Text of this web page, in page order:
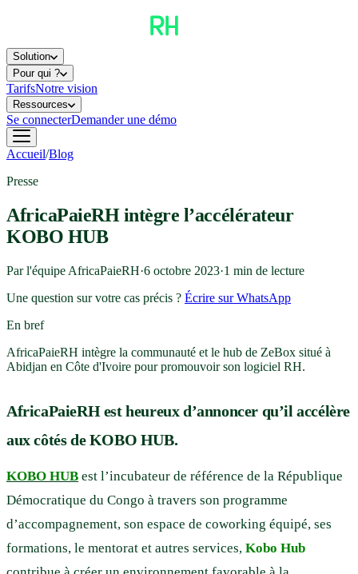
Solution
Pour qui ?
TarifsNotre vision
Ressources
Se connecterDemander une démo
Accueil/Blog
Presse
AfricaPaieRH intègre l’accélérateur
KOBO HUB
Par l'équipe AfricaPaieRH·6 octobre 2023·1 min de lecture
Une question sur votre cas précis ? Écrire sur WhatsApp
En bref
AfricaPaieRH intègre la communauté et le hub de ZeBox situé à
Abidjan en Côte d'Ivoire pour promouvoir son logiciel RH.
AfricaPaieRH est heureux d’annoncer qu’il accélère
aux côtés de KOBO HUB.
KOBO HUB est l’incubateur de référence de la République
Démocratique du Congo à travers son programme
d’accompagnement, son espace de coworking équipé, ses
formations, le mentorat et autres services, Kobo Hub